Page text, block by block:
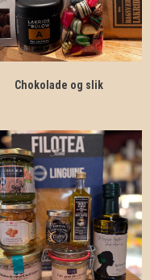
Chokolade og slik